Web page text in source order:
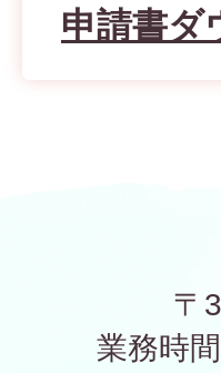
申請書ダ
〒
業務時